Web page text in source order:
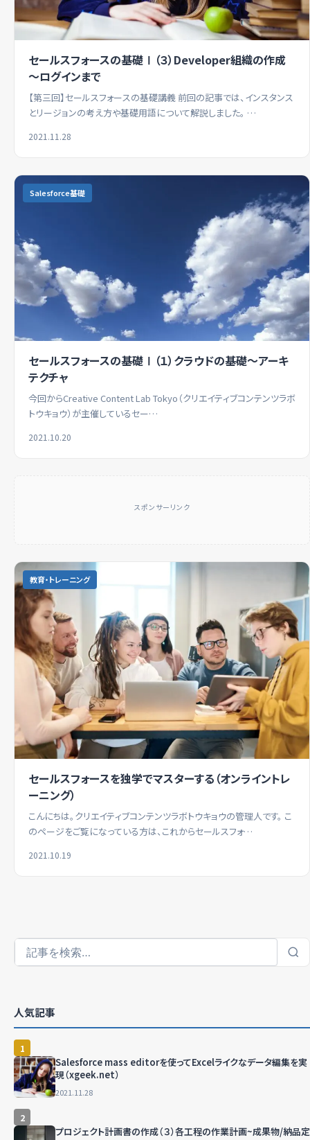
セールスフォースの基礎Ⅰ（３）Developer組織の作成
～ログインまで
【第三回】セールスフォースの基礎講義 前回の記事では、インスタンス
とリージョンの考え方や基礎用語について解説しました。 …
2021.11.28
Salesforce基礎
セールスフォースの基礎Ⅰ（１）クラウドの基礎～アーキ
テクチャ
今回からCreative Content Lab Tokyo（クリエイティブコンテンツラボ
トウキョウ）が主催しているセー…
2021.10.20
スポンサーリンク
教育・トレーニング
セールスフォースを独学でマスターする（オンライントレ
ーニング）
こんにちは。クリエイティブコンテンツラボトウキョウの管理人です。 こ
のページをご覧になっている方は、これからセールスフォ…
2021.10.19
人気記事
1
Salesforce mass editorを使ってExcelライクなデータ編集を実
現（xgeek.net）
2021.11.28
2
プロジェクト計画書の作成（３）各工程の作業計画~成果物/納品定